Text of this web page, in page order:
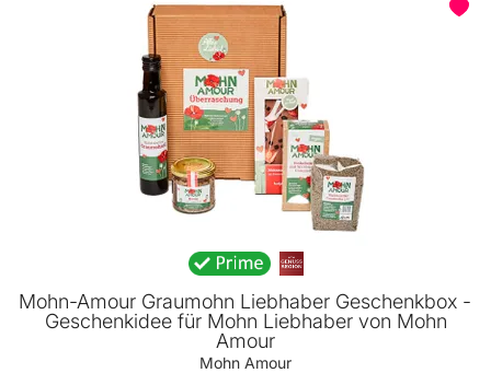
Mohn-Amour Graumohn Liebhaber Geschenkbox -
Geschenkidee für Mohn Liebhaber von Mohn
Amour
Mohn Amour